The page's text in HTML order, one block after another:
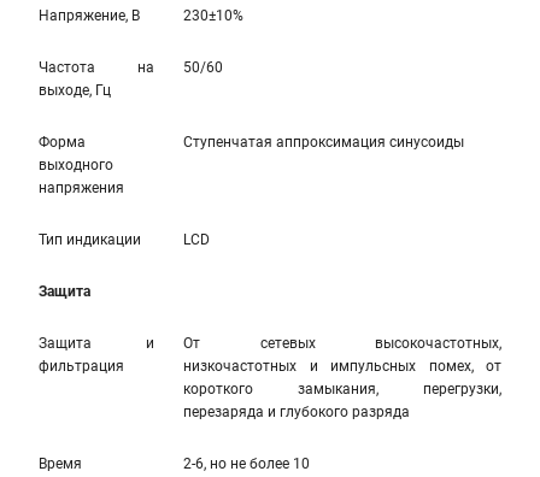
Напряжение, В 230±10%
Частота на
выходе, Гц
50/60
Форма
выходного
напряжения
Ступенчатая аппроксимация синусоиды
Тип индикации LCD
Защита
Защита и
фильтрация
От сетевых высокочастотных,
низкочастотных и импульсных помех, от
короткого замыкания, перегрузки,
перезаряда и глубокого разряда
Время
2-6, но не более 10